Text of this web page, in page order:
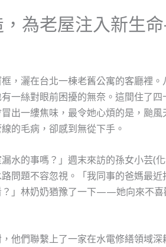
，為老屋注入新生
，灑在台北一棟老舊公寓的客廳裡
一絲對眼前困擾的無奈。這間住了
出一縷焦味，最令她心煩的是，颱
的毛病，卻感到無從下手。
漏水的事嗎？」週末來訪的孫女小芸
問題不容忽視。「我同事的爸媽最
」林奶奶猶豫了一下——她向來不
他們聯繫上了一家在水電修繕領域